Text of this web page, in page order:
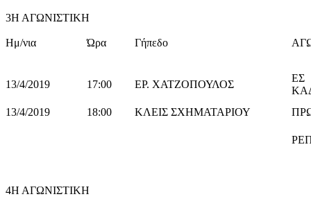
3Η ΑΓΩΝΙΣΤΙΚΗ
Ημ/νια Ώρα Γήπεδο
13/4/2019 17:00 ΕΡ. ΧΑΤΖΟΠΟΥΛΟΣ
ΕΣ
13/4/2019
18:00 ΚΛΕΙΣ ΣΧΗΜΑΤΑΡΙΟΥ
4Η ΑΓΩΝΙΣΤΙΚΗ